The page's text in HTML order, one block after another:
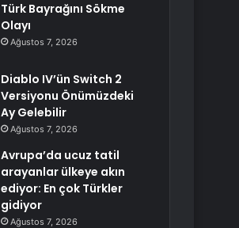
Türk Bayrağını Sökme
Olayı
Ağustos 7, 2026
Diablo IV’ün Switch 2
Versiyonu Önümüzdeki
Ay Gelebilir
Ağustos 7, 2026
Avrupa’da ucuz tatil
arayanlar ülkeye akın
ediyor: En çok Türkler
gidiyor
Ağustos 7, 2026